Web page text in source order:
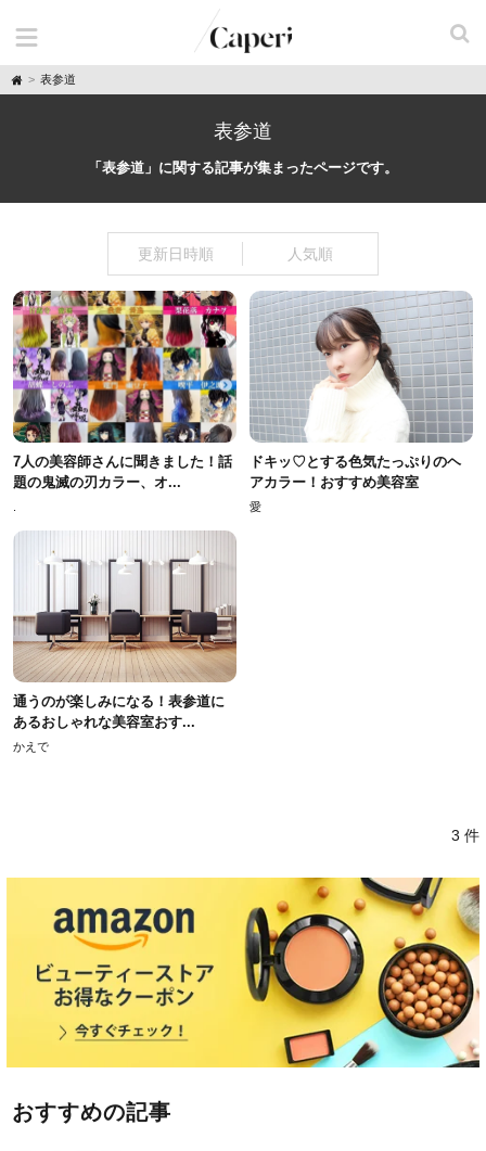
H
o
表参道
表参道
「表参道」に関する記事が集まったページです。
更新日時順 人気順
7人の美容師さんに聞きました！話
題の鬼滅の刃カラー、オ...
ドキッ♡とする色気たっぷりのヘ
アカラー！おすすめ美容室
愛
通うのが楽しみになる！表参道に
あるおしゃれな美容室おす...
かえで
3 件
おすすめの記事